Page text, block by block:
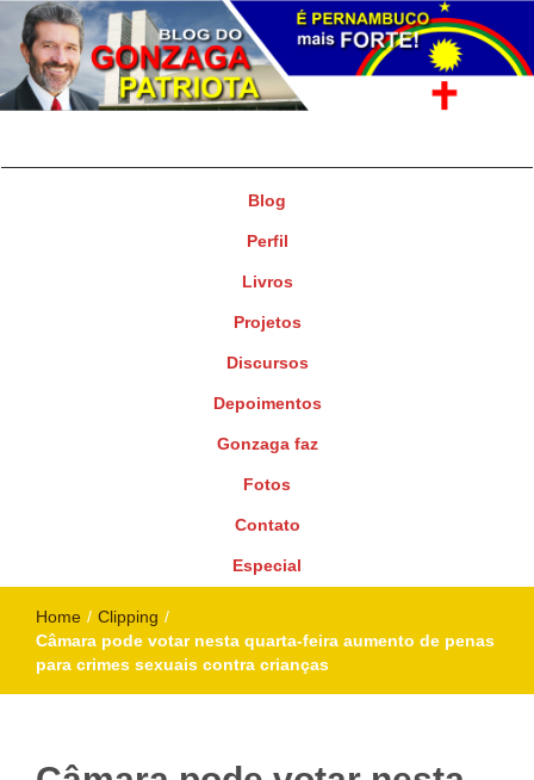
Blog
Perfil
Livros
Projetos
Discursos
Depoimentos
Gonzaga faz
Fotos
Contato
Especial
Home / Clipping /
Câmara pode votar nesta quarta-feira aumento de penas
para crimes sexuais contra crianças